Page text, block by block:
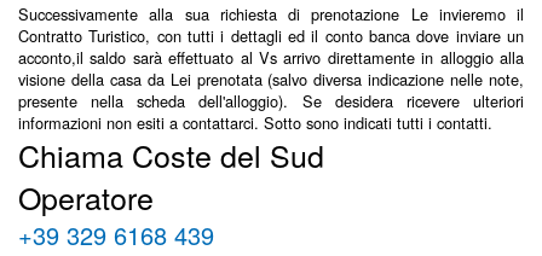
Successivamente alla sua richiesta di prenotazione Le invieremo il
Contratto Turistico, con tutti i dettagli ed il conto banca dove inviare un
acconto,il saldo sarà effettuato al Vs arrivo direttamente in alloggio alla
visione della casa da Lei prenotata (salvo diversa indicazione nelle note,
presente nella scheda dell'alloggio). Se desidera ricevere ulteriori
informazioni non esiti a contattarci. Sotto sono indicati tutti i contatti.
Chiama Coste del Sud
Operatore
+39 329 6168 439